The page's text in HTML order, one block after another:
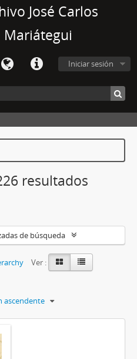
José Carlos
Mariátegui
Iniciar sesión
resultados
de búsqueda
Ver :
ascendente